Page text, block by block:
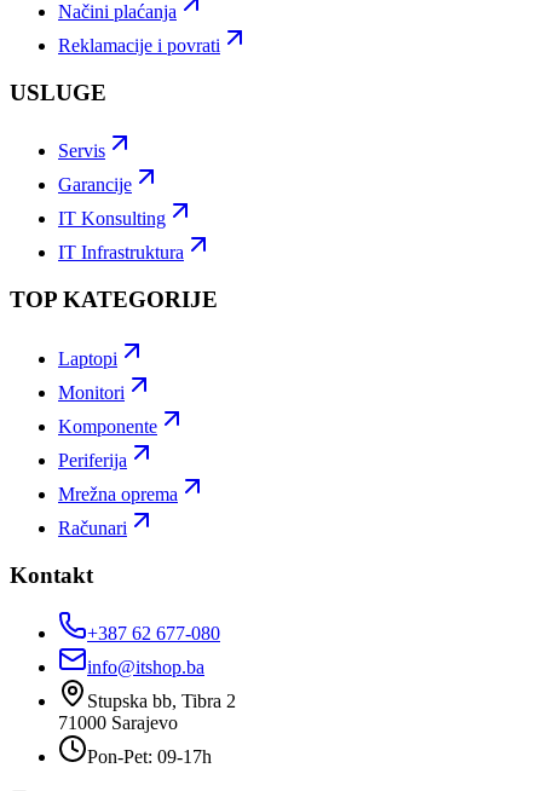
Načini plaćanja
Reklamacije i povrati
USLUGE
Servis
Garancije
IT Konsulting
IT Infrastruktura
TOP KATEGORIJE
Laptopi
Monitori
Komponente
Periferija
Mrežna oprema
Računari
Kontakt
+387 62 677-080
info@itshop.ba
Stupska bb, Tibra 2
71000 Sarajevo
Pon-Pet: 09-17h